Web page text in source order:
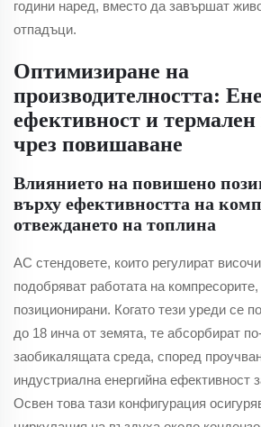
години наред, вместо да завършат
отпадъци.
Оптимизиране на
производителността:
ефективност и
чрез повишаване
Влиянието на повишено
върху ефективността на
отвеждането на топлина
AC стендовете, които регулират
подобряват работата на
позиционирани. Когато тези уреди се
до 18 инча от земята, те абсорбират
заобикалящата среда, според
индустриална енергийна ефективност
Освен това тази конфигурация